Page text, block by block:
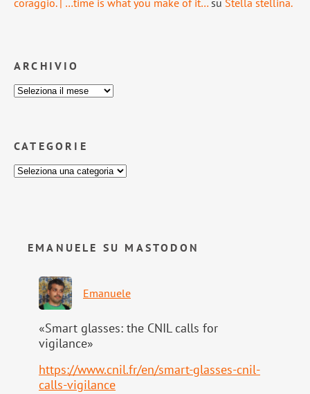
coraggio. | …time is what you make of it… su Stella stellina.
ARCHIVIO
CATEGORIE
EMANUELE SU MASTODON
Emanuele
«Smart glasses: the CNIL calls for
vigilance»
https://www.cnil.fr/en/smart-glasses-cnil-
calls-vigilance